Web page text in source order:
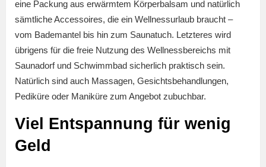
eine Packung aus erwärmtem Körperbalsam und natürlich
sämtliche Accessoires, die ein Wellnessurlaub braucht –
vom Bademantel bis hin zum Saunatuch. Letzteres wird
übrigens für die freie Nutzung des Wellnessbereichs mit
Saunadorf und Schwimmbad sicherlich praktisch sein.
Natürlich sind auch Massagen, Gesichtsbehandlungen,
Pediküre oder Maniküre zum Angebot zubuchbar.
Viel Entspannung für wenig
Geld